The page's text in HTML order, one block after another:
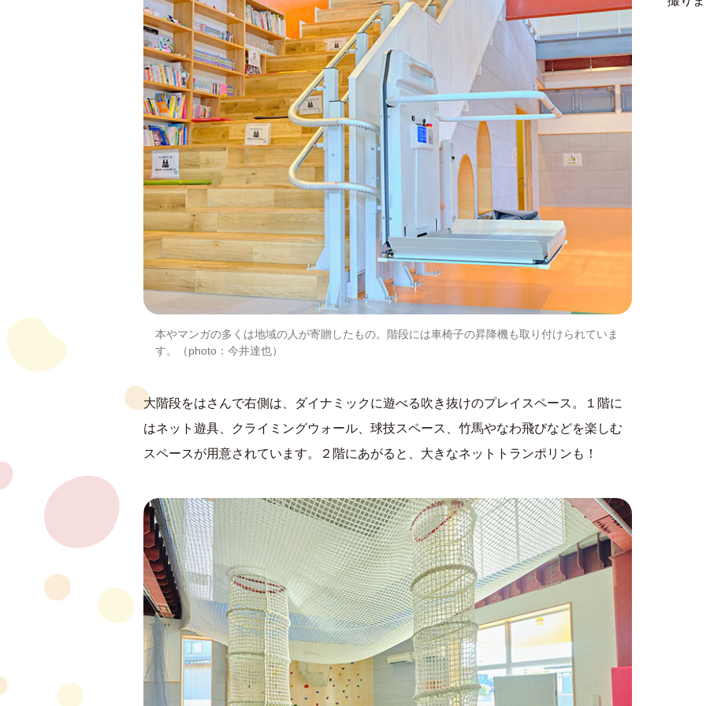
本やマンガの多くは地域の人が寄贈したもの。階段には車椅子の昇降機も取り付けられていま
す。（photo：今井達也）
大階段をはさんで右側は、ダイナミックに遊べる吹き抜けのプレイスペース。１階に
はネット遊具、クライミングウォール、球技スペース、竹馬やなわ飛びなどを楽しむ
スペースが用意されています。２階にあがると、大きなネットトランポリンも！